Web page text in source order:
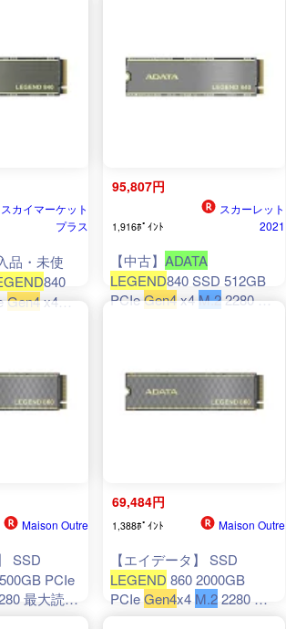
スカイマーケット
プラス
品・未使
840
Gen4x4
95,807円
1,916ﾎﾟｲﾝﾄ
スカーレット
2021
【中古】 ADATA
LEGEND840 SSD 512GB
PCIeGen4x4M.22280 ソ
Maison Outre
SSD
PCIe
最大読込
PS5 対応
69,484円
1,388ﾎﾟｲﾝﾄ Maison Outre
【エイデータ】 SSD
LEGEND 860 2000GB
PCIeGen4x4 M.22280 最
大読込速度6000MB/秒 PS5